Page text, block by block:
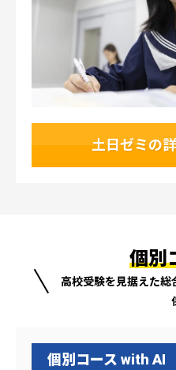
土日ゼミの
個別
高校受験を見据えた総
個別コース with AI